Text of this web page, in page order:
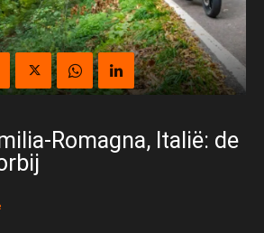
Romagna, Italië: de